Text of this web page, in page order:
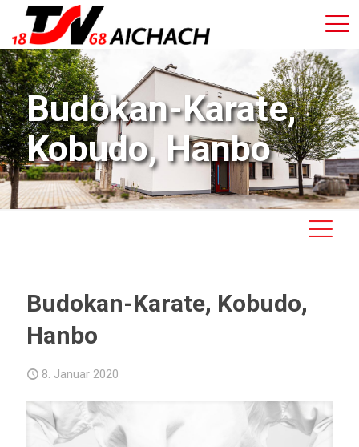
Budokan-Karate,
Kobudo, Hanbo
Budokan-Karate, Kobudo,
Hanbo
8. Januar 2020